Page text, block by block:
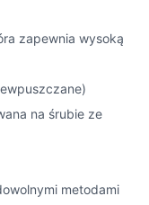
zapewnia wysoką
na śrubie ze
metodami